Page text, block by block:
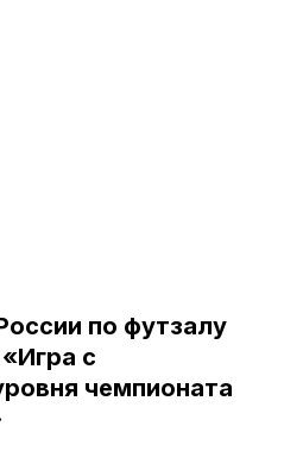
по футзалу
с
чемпионата